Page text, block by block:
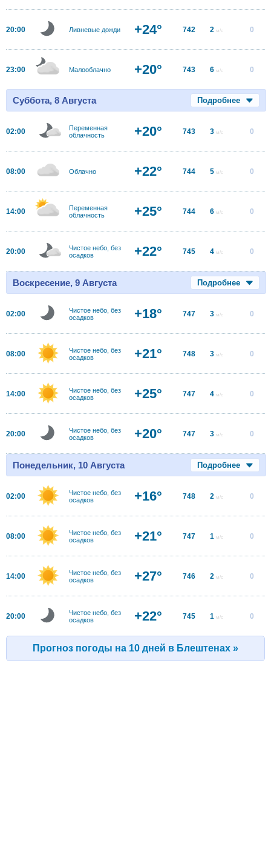
20:00 Ливневые дожди +24° 742 2 м/с 0
23:00 Малооблачно +20° 743 6 м/с 0
Суббота, 8 Августа Подробнее
02:00
Переменная
облачность
+20° 743 3 м/с 0
08:00 Облачно +22° 744 5 м/с 0
14:00
Переменная
облачность
+25° 744 6 м/с 0
20:00
Чистое небо, без
осадков
+22° 745 4 м/с 0
Воскресение, 9 Августа Подробнее
02:00
Чистое небо, без
осадков
+18° 747 3 м/с 0
08:00
Чистое небо, без
осадков
+21° 748 3 м/с 0
14:00
Чистое небо, без
осадков
+25° 747 4 м/с 0
20:00
Чистое небо, без
осадков
+20° 747 3 м/с 0
Понедельник, 10 Августа Подробнее
02:00
Чистое небо, без
осадков
+16° 748 2 м/с 0
08:00
Чистое небо, без
осадков
+21° 747 1 м/с 0
14:00
Чистое небо, без
осадков
+27° 746 2 м/с 0
20:00
Чистое небо, без
осадков
+22° 745 1 м/с 0
Прогноз погоды на 10 дней в Блештенах »